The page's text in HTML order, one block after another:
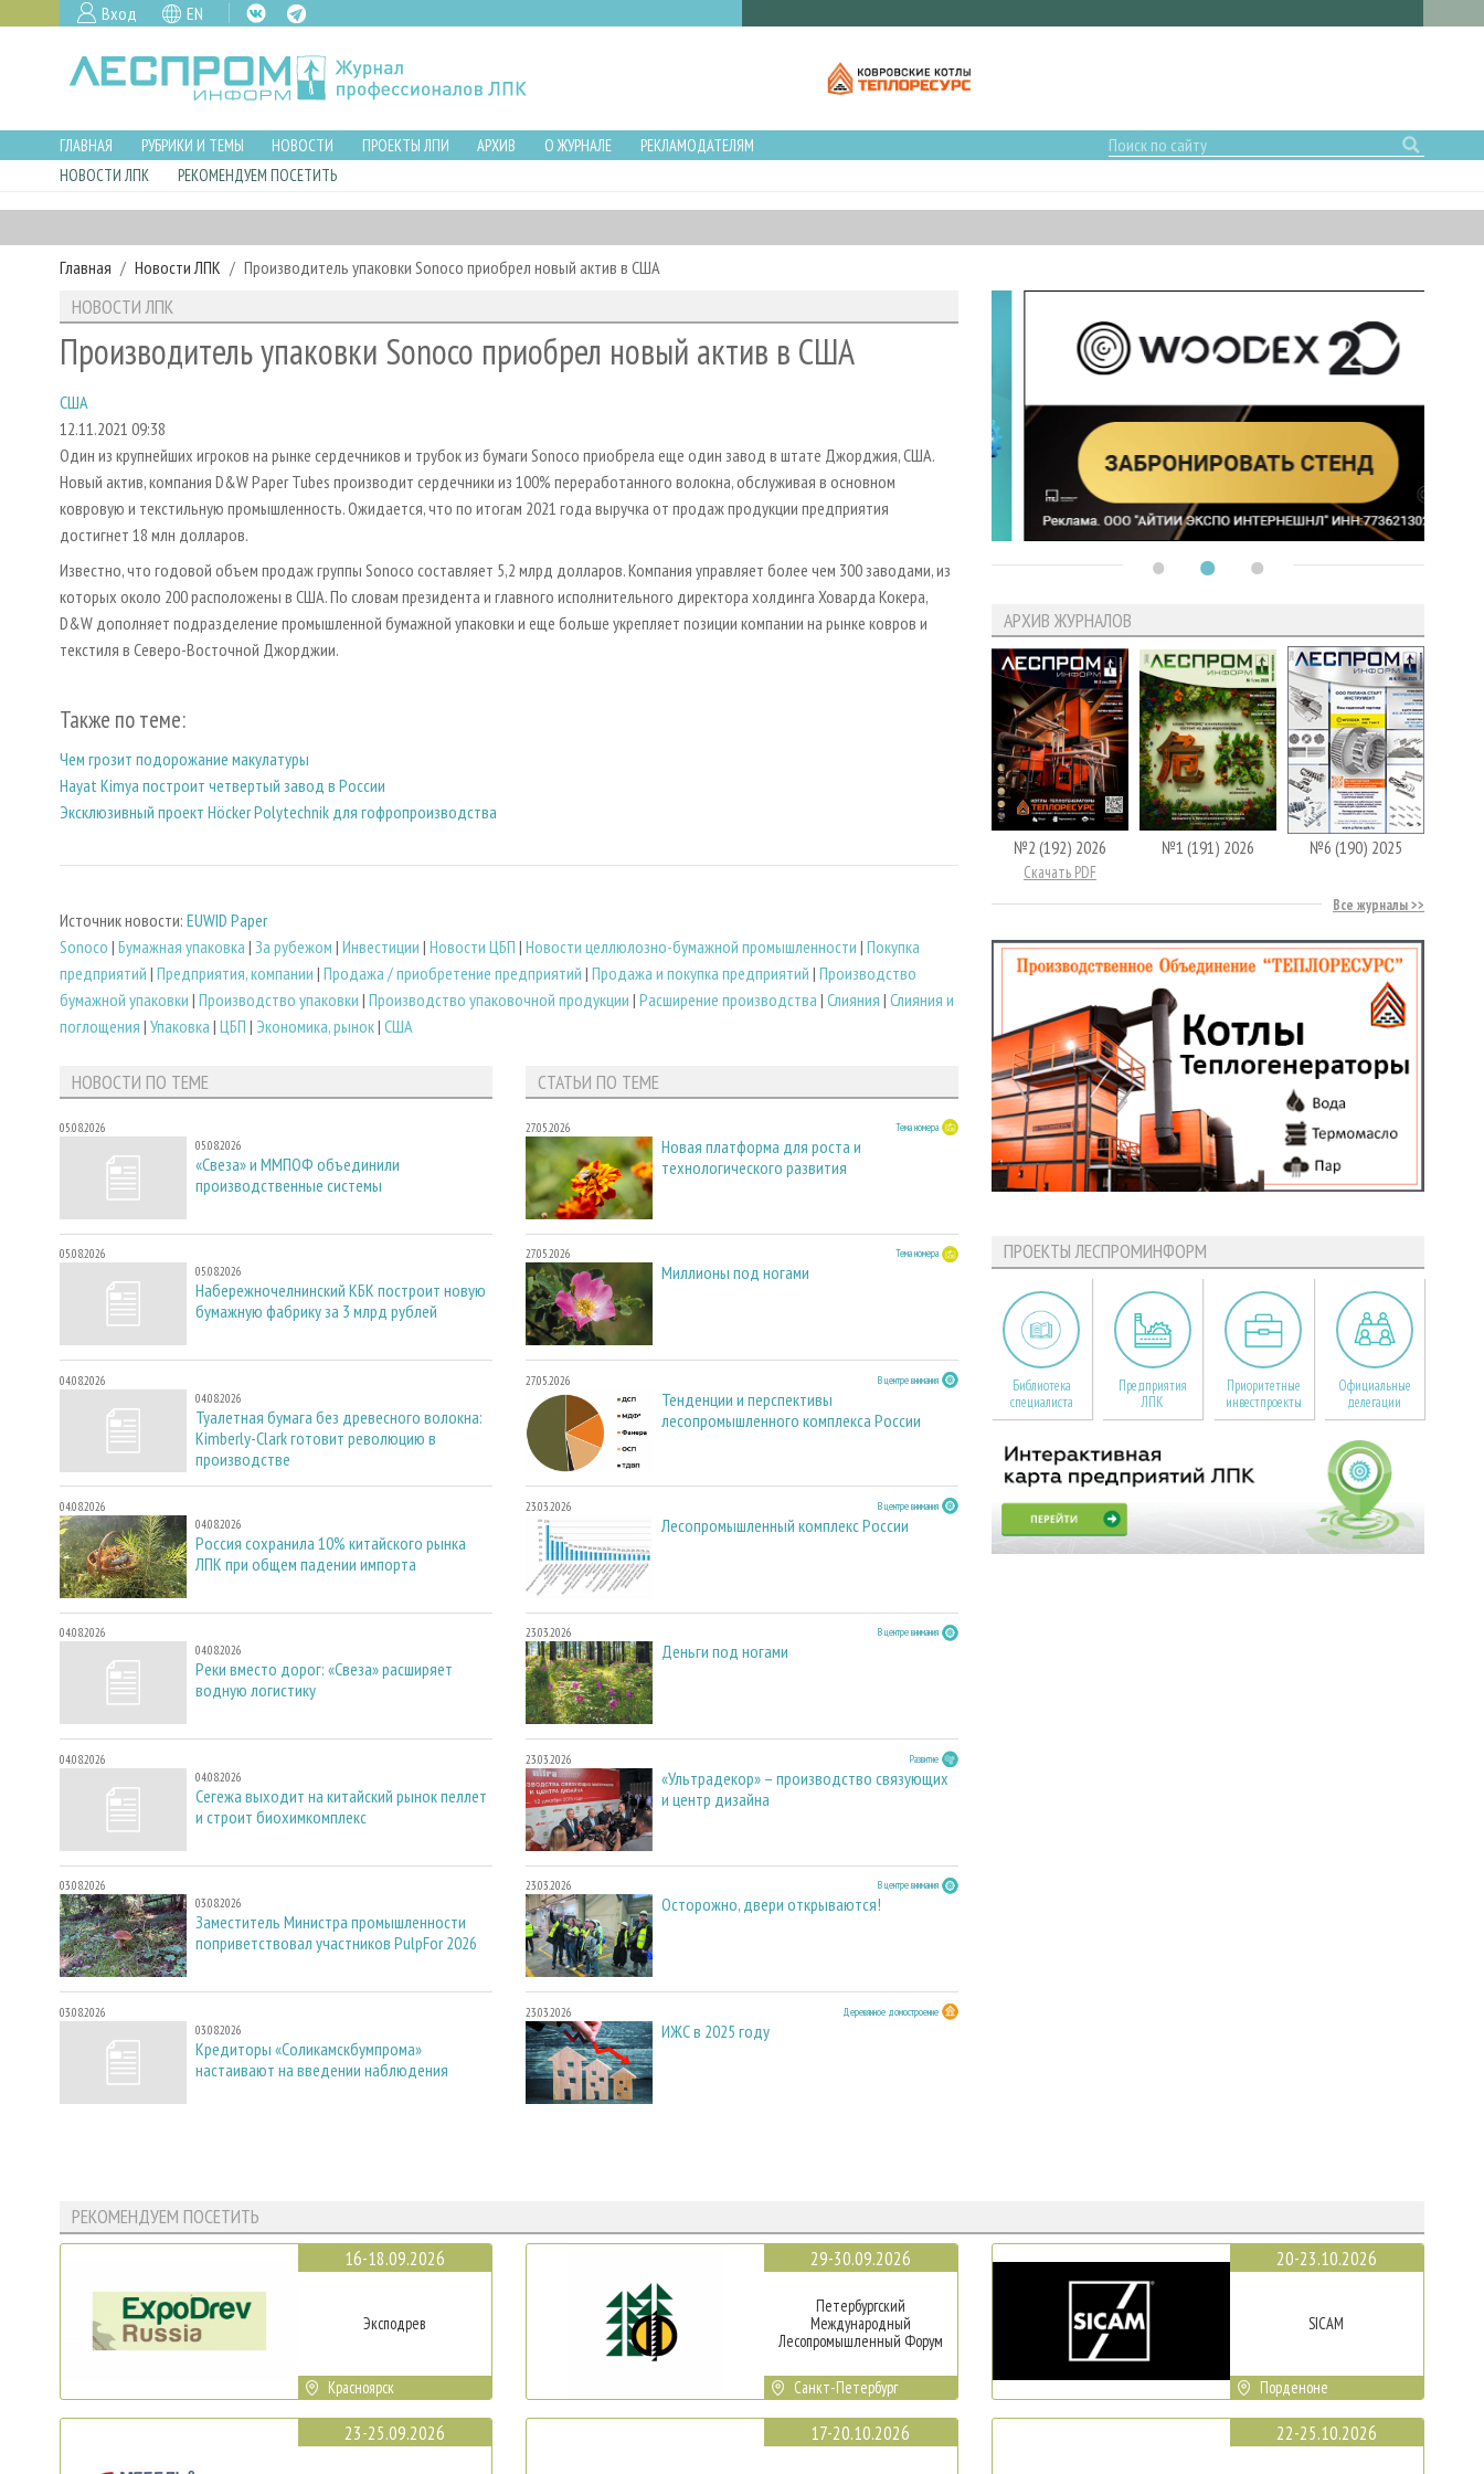
Вход EN
ГЛАВНАЯ РУБРИКИ И ТЕМЫ НОВОСТИ ПРОЕКТЫ ЛПИ АРХИВ О ЖУРНАЛЕ
РЕКЛАМОДАТЕЛЯМ
НОВОСТИ ЛПК
РЕКОМЕНДУЕМ ПОСЕТИТЬ
Главная Новости ЛПК Производитель упаковки Sonoco приобрел новый актив в США
НОВОСТИ ЛПК
Производитель упаковки Sonoco приобрел новый актив в США
США
12.11.2021 09:38
Один из крупнейших игроков на рынке сердечников и трубок из бумаги Sonoco приобрела еще один завод в штате Джорджия, США.
Новый актив, компания D&W Paper Tubes производит сердечники из 100% переработанного волокна, обслуживая в основном
ковровую и текстильную промышленность. Ожидается, что по итогам 2021 года выручка от продаж продукции предприятия
достигнет 18 млн долларов.
Известно, что годовой объем продаж группы Sonoco составляет 5,2 млрд долларов. Компания управляет более чем 300 заводами, из
которых около 200 расположены в США. По словам президента и главного исполнительного директора холдинга Ховарда Кокера,
D&W дополняет подразделение промышленной бумажной упаковки и еще больше укрепляет позиции компании на рынке ковров и
текстиля в Северо-Восточной Джорджии.
Также по теме:
Чем грозит подорожание макулатуры
Hayat Kimya построит четвертый завод в России
Эксклюзивный проект Höcker Polytechnik для гофропроизводства
Источник новости: EUWID Paper
Sonoco | Бумажная упаковка | За рубежом | Инвестиции | Новости ЦБП | Новости целлюлозно-бумажной промышленности | Покупка
предприятий | Предприятия, компании | Продажа / приобретение предприятий | Продажа и покупка предприятий | Производство
бумажной упаковки | Производство упаковки | Производство упаковочной продукции | Расширение производства | Слияния | Слияния и
поглощения | Упаковка | ЦБП | Экономика, рынок| США
НОВОСТИ ПО ТЕМЕ
05.08.2026
05.08.2026
«Свеза» и ММПОФ объединили
производственные системы
05.08.2026
05.08.2026
Набережночелнинский КБК построит новую
бумажную фабрику за 3 млрд рублей
04.08.2026
04.08.2026
Туалетная бумага без древесного волокна:
Kimberly-Clark готовит революцию в
производстве
04.08.2026
04.08.2026
Россия сохранила 10% китайского рынка
ЛПК при общем падении импорта
04.08.2026
04.08.2026
Реки вместо дорог: «Свеза» расширяет
водную логистику
04.08.2026
04.08.2026
Сегежа выходит на китайский рынок пеллет
и строит биохимкомплекс
03.08.2026
03.08.2026
Заместитель Министра промышленности
поприветствовал участников PulpFor 2026
03.08.2026
03.08.2026
Кредиторы «Соликамскбумпрома»
настаивают на введении наблюдения
СТАТЬИ ПО ТЕМЕ
27.05.2026 Тема номера
Новая платформа для роста и
технологического развития
27.05.2026 Тема номера
Миллионы под ногами
27.05.2026 В центре внимания
Тенденции и перспективы
лесопромышленного комплекса России
23.03.2026 В центре внимания
Лесопромышленный комплекс России
23.03.2026 В центре внимания
Деньги под ногами
23.03.2026 Развитие
«Ультрадекор» – производство связующих
и центр дизайна
23.03.2026 В центре внимания
Осторожно, двери открываются!
23.03.2026 Деревянное домостроение
ИЖС в 2025 году
АРХИВ ЖУРНАЛОВ
№2 (192) 2026
Скачать PDF
№1 (191) 2026 №6 (190) 2025
Все журналы
ПРОЕКТЫ ЛЕСПРОМИНФОРМ
Библиотека
специалиста
Предприятия
ЛПК
Приоритетные
инвестпроекты
Официальные
делегации
РЕКОМЕНДУЕМ ПОСЕТИТЬ
16-18.09.2026
Эксподрев
Красноярск
23-25.09.2026
29-30.09.2026
Петербургский
Международный
Лесопромышленный Форум
Санкт-Петербург
17-20.10.2026
20-23.10.2026
SICAM
Порденоне
22-25.10.2026